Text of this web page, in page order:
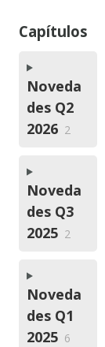
Capítulos
Noveda
des Q2
2026 2
Noveda
des Q3
2025 2
Noveda
des Q1
2025 6